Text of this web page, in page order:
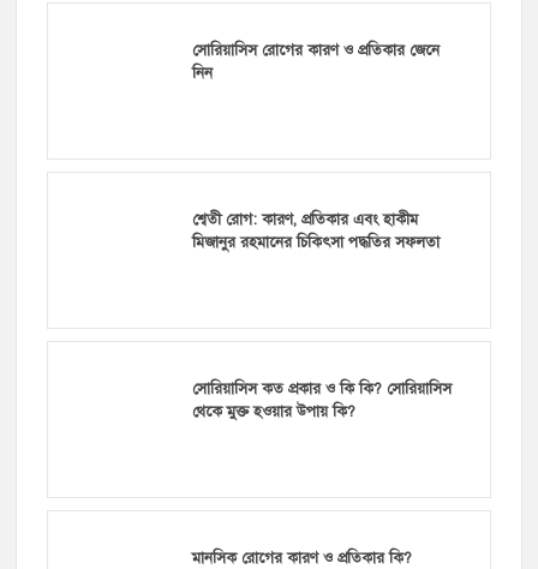
সোরিয়াসিস রোগের কারণ ও প্রতিকার জেনে
নিন
শ্বেতী রোগ: কারণ, প্রতিকার এবং হাকীম
মিজানুর রহমানের চিকিৎসা পদ্ধতির সফলতা
সোরিয়াসিস কত প্রকার ও কি কি? সোরিয়াসিস
থেকে মুক্ত হওয়ার উপায় কি?
মানসিক রোগের কারণ ও প্রতিকার কি?